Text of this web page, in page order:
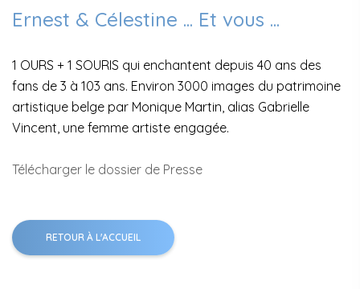
Ernest & Célestine ... Et vous ...
1 OURS + 1 SOURIS qui enchantent depuis 40 ans des
fans de 3 à 103 ans. Environ 3000 images du patrimoine
artistique belge par Monique Martin, alias Gabrielle
Vincent, une femme artiste engagée.
Télécharger le dossier de Presse
RETOUR À L'ACCUEIL